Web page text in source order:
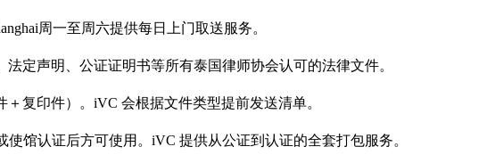
周一至周六提供每日上门取送服务。
定声明、公证证明书等所有泰国律师协会认可的法律文件。
复印件）。iVC 会根据文件类型提前发送清单。
馆认证后方可使用。iVC 提供从公证到认证的全套打包服务。